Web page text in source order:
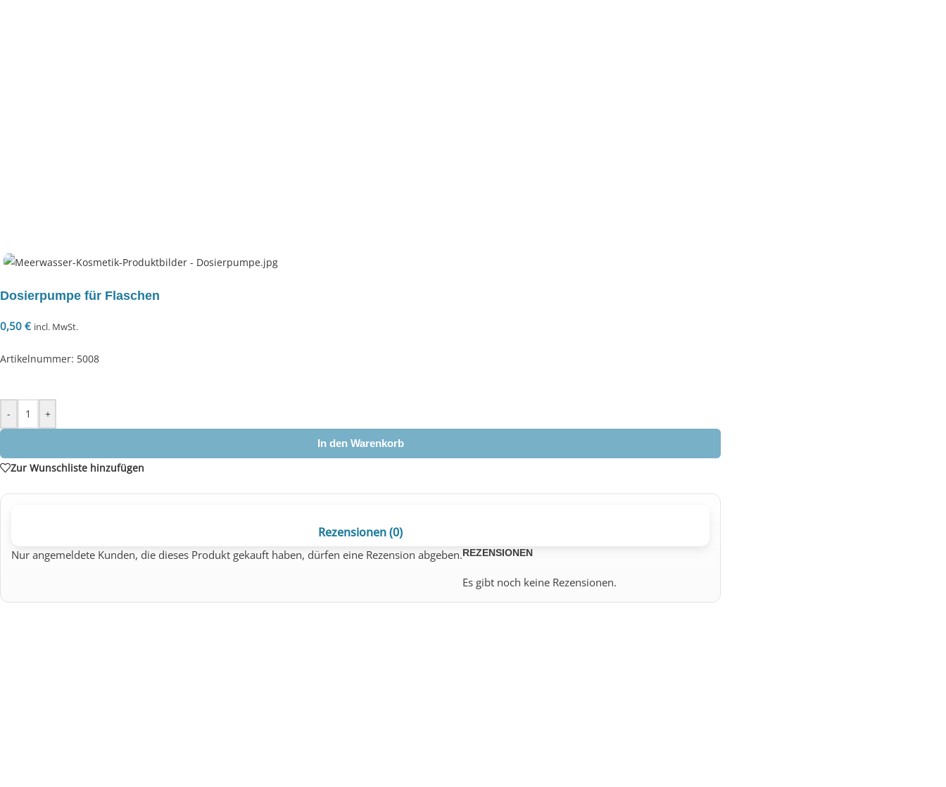
Dosierpumpe für Flaschen
0,50 € incl. MwSt.
Artikelnummer: 5008
- +
In den Warenkorb
Zur Wunschliste hinzufügen
Rezensionen (0)
REZENSIONEN
Es gibt noch keine Rezensionen.
Nur angemeldete Kunden, die dieses Produkt gekauft haben, dürfen eine Rezension abgeben.